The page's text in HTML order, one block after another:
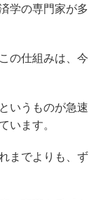
学の専門家が多
の仕組みは、今
いうものが急速
います。
までよりも、ず